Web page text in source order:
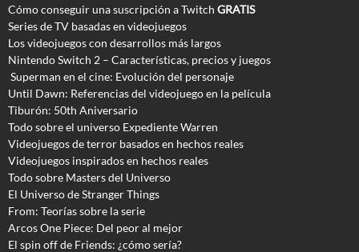
Cómo conseguir una suscripción a Twitch GRATIS
Series de TV basadas en videojuegos
Los videojuegos con desarrollos más largos
Nintendo Switch 2 – Características, precios y juegos
Superman en el cine: Evolución del personaje
Until Dawn: Referencias del videojuego en la película
Tiburón: 50th Aniversario
Todo sobre el universo Expediente Warren
Videojuegos de terror basados en hechos reales
Videojuegos inspirados en hechos reales
Todo sobre Masters del Universo
El Universo de Stranger Things
From: Teorías sobre la serie
Arcos One Piece: Del peor al mejor
El spin off de Friends: ¿cómo sería?